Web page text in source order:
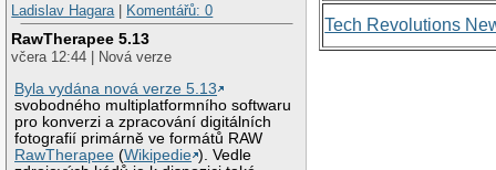
Ladislav Hagara
Komentářů: 0
RawTherapee 5.13
včera 12:44 | Nová verze
Byla vydána nová verze 5.13
svobodného multiplatformního softwaru
pro konverzi a zpracování digitálních
fotografií primárně ve formátů RAW
RawTherapee (Wikipedie ). Vedle
Tech Revolutions